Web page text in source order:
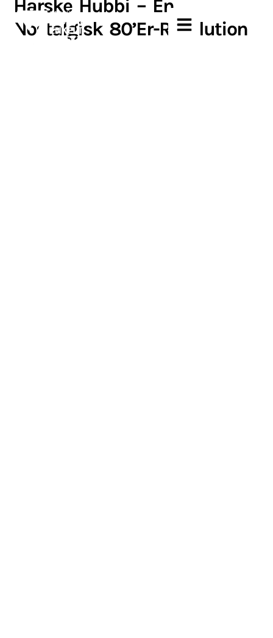
Harske Hubbi – En
Nostalgisk 80’er-Revolution